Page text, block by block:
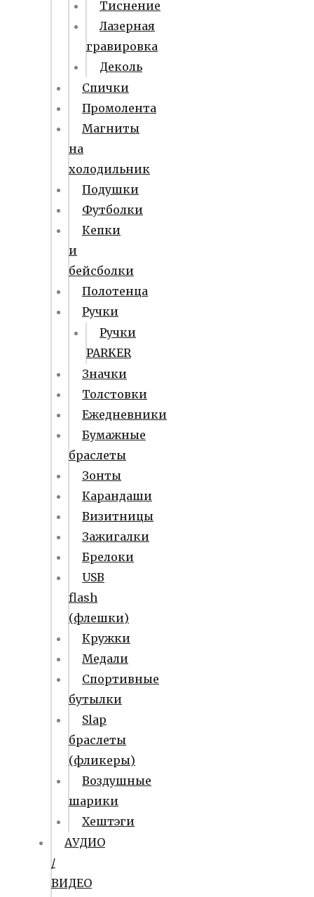
Тиснение
Лазерная
гравировка
Деколь
Спички
Промолента
Магниты
на
холодильник
Подушки
Футболки
Кепки
и
бейсболки
Полотенца
Ручки
Ручки
PARKER
Значки
Толстовки
Ежедневники
Бумажные
браслеты
Зонты
Карандаши
Визитницы
Зажигалки
Брелоки
USB
flash
(флешки)
Кружки
Медали
Спортивные
бутылки
Slap
браслеты
(фликеры)
Воздушные
шарики
Хештэги
АУДИО
/
ВИДЕО